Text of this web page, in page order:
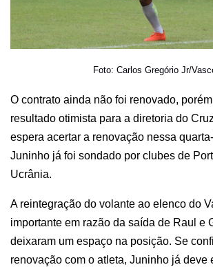
Foto: Carlos Gregório Jr/
O contrato ainda não foi renovado,
resultado otimista para a diretoria do
espera acertar a renovação nessa
Juninho já foi sondado por clubes de
Ucrânia.
A reintegração do volante ao elenco do
importante em razão da saída de Raul e
deixaram um espaço na posição. Se
renovação com o atleta, Juninho já deve